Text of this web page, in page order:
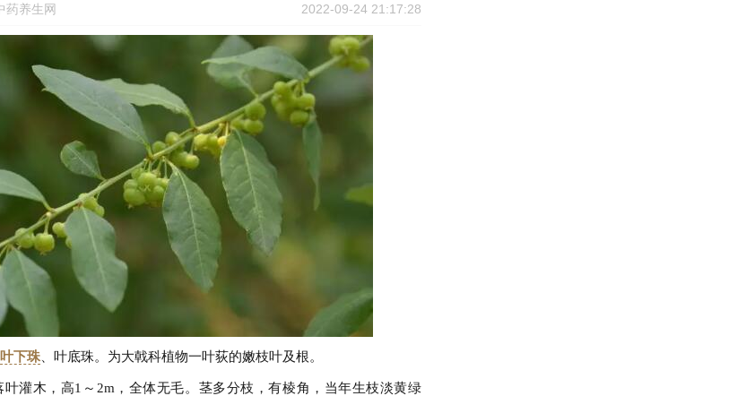
药养生网 2022-09-24 21:17:28
叶下珠 、叶底珠。为大戟科植物一叶荻的嫩枝叶及根。
叶灌木，高1～2m，全体无毛。茎多分枝，有棱角，当年生枝淡黄绿